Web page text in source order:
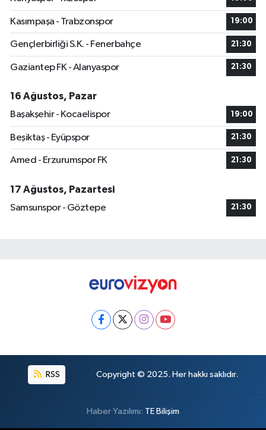
Kasımpaşa - Trabzonspor 19:00
Gençlerbirliği S.K. - Fenerbahçe 21:30
Gaziantep FK - Alanyaspor 21:30
16 Ağustos, Pazar
Başakşehir - Kocaelispor
19:00
Beşiktaş - Eyüpspor 21:30
Amed - Erzurumspor FK 21:30
17 Ağustos, Pazartesi
Samsunspor - Göztepe
21:30
RSS Copyright © 2025. Her hakkı saklıdır.
Haber Yazılımı: TE Bilişim